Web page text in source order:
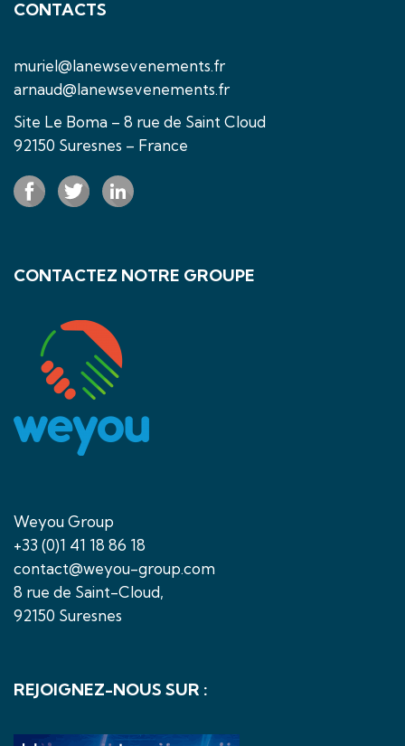
CONTACTS
muriel@lanewsevenements.fr
arnaud@lanewsevenements.fr
Site Le Boma – 8 rue de Saint Cloud
92150 Suresnes – France
CONTACTEZ NOTRE GROUPE
Weyou Group
+33 (0)1 41 18 86 18
contact@weyou-group.com
8 rue de Saint-Cloud,
92150 Suresnes
REJOIGNEZ-NOUS SUR :